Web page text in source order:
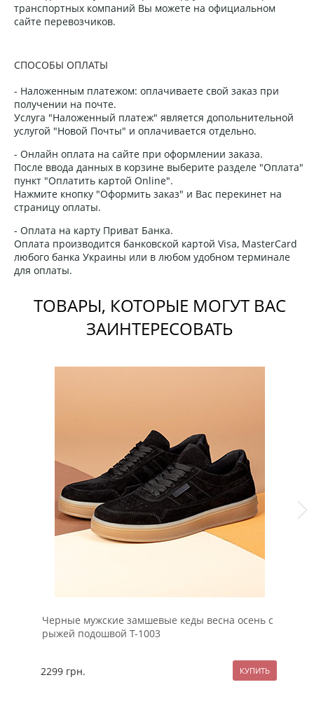
транспортных компаний Вы можете на официальном
сайте перевозчиков.
СПОСОБЫ ОПЛАТЫ
- Наложенным платежом: оплачиваете свой заказ при
получении на почте.
Услуга "Наложенный платеж" является допольнительной
услугой "Новой Почты" и оплачивается отдельно.
- Онлайн оплата на сайте при оформлении заказа.
После ввода данных в корзине выберите разделе "Оплата"
пункт "Оплатить картой Online".
Нажмите кнопку "Оформить заказ" и Вас перекинет на
страницу оплаты.
- Оплата на карту Приват Банка.
Оплата производится банковской картой Visa, MasterCard
любого банка Украины или в любом удобном терминале
для оплаты.
ТОВАРЫ, КОТОРЫЕ МОГУТ ВАС
ЗАИНТЕРЕСОВАТЬ
Черные мужские замшевые кеды весна осень с
рыжей подошвой Т-1003
2299 грн.